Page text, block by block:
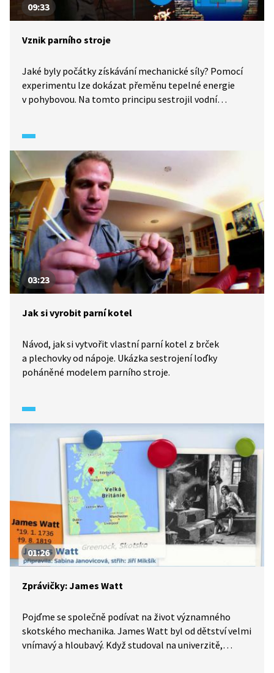
09:33
Vznik parního stroje
Jaké byly počátky získávání mechanické síly? Pomocí
experimentu lze dokázat přeměnu tepelné energie
v pohybovou. Na tomto principu sestrojil vodní
vynález zrodil? Možná vás překvapí, že u toho byli
horníci.
03:23
Jak si vyrobit parní kotel
Návod, jak si vytvořit vlastní parní kotel z brček
a plechovky od nápoje. Ukázka sestrojení loďky
poháněné modelem parního stroje.
01:26
Zprávičky: James Watt
Pojďme se společně podívat na život významného
skotského mechanika. James Watt byl od dětství velmi
vnímavý a hloubavý. Když studoval na univerzitě,